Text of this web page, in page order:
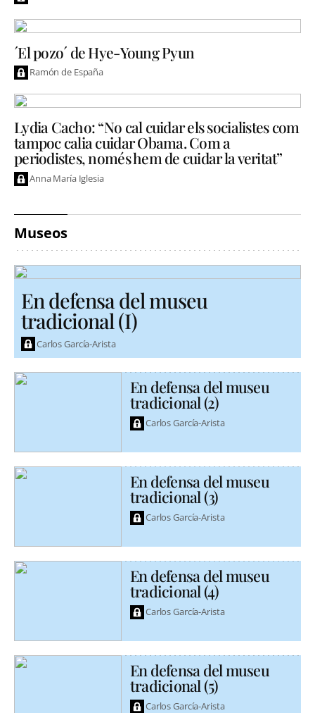
´El pozo´ de Hye-Young Pyun
Ramón de España
Lydia Cacho: “No cal cuidar els socialistes com
tampoc calia cuidar Obama. Com a
periodistes, només hem de cuidar la veritat”
Anna María Iglesia
Museos
En defensa del museu
tradicional (I)
Carlos García-Arista
En defensa del museu
tradicional (2)
Carlos García-Arista
En defensa del museu
tradicional (3)
Carlos García-Arista
En defensa del museu
tradicional (4)
Carlos García-Arista
En defensa del museu
tradicional (5)
Carlos García-Arista